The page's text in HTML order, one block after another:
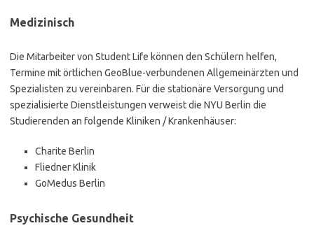
Medizinisch
Die Mitarbeiter von Student Life können den Schülern helfen,
Termine mit örtlichen GeoBlue-verbundenen Allgemeinärzten und
Spezialisten zu vereinbaren. Für die stationäre Versorgung und
spezialisierte Dienstleistungen verweist die NYU Berlin die
Studierenden an folgende Kliniken / Krankenhäuser:
Charite Berlin
Fliedner Klinik
GoMedus Berlin
Psychische Gesundheit